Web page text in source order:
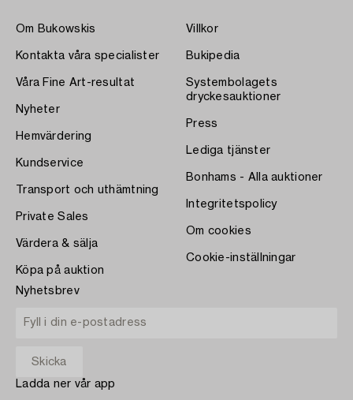
Om Bukowskis
Kontakta våra specialister
Våra Fine Art-resultat
Nyheter
Hemvärdering
Kundservice
Transport och uthämtning
Private Sales
Värdera & sälja
Köpa på auktion
Villkor
Bukipedia
Systembolagets
dryckesauktioner
Press
Lediga tjänster
Bonhams - Alla auktioner
Integritetspolicy
Om cookies
Cookie-inställningar
Nyhetsbrev
Ladda ner vår app